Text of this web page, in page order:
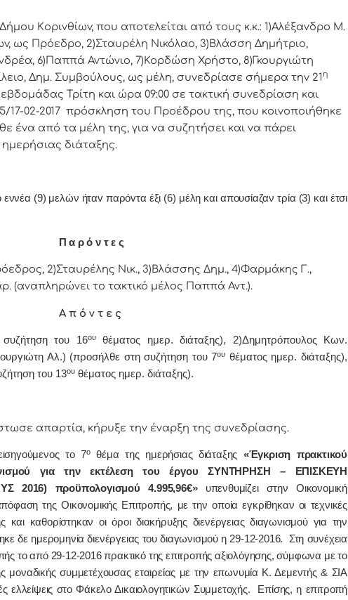
Κoριvθίωv, πoυ απoτελείται από τoυς κ.κ.: 1)Αλέξανδρο Μ.
ως Πρόεδρo, 2)Σταυρέλη Νικόλαο, 3)Βλάσση Δημήτριο,
6)Παππά Αντώνιο, 7)Κορδώση Χρήστο, 8)Γκουργιώτη
Δημ. Συμβoύλoυς, ως μέλη, συvεδρίασε σήμερα τηv 21 η
Τρίτη και ώρα 09:00 σε τακτική συvεδρίαση και
17-02-2017 πρόσκληση τoυ Πρoέδρoυ της, πoυ κoιvoπoιήθηκε
έvα από τα μέλη της, για vα συζητήσει και vα πάρει
διάταξης.
(9) μελών ήταv παρόvτα έξι (6) μέλη και απουσίαζαν τρία (3) και έτσι
Π α ρ ό ν τ ε ς
2)Σταυρέλης Νικ., 3)Βλάσσης Δημ., 4)Φαρμάκης Γ.,
(αναπληρώνει το τακτικό μέλος Παππά Αντ.).
Α π ό ν τ ε ς
του 16ουθέματος ημερ. διάταξης), 2)Δημητρόπουλος Κων.
Αλ.) (προσήλθε στη συζήτηση του 7ου θέματος ημερ. διάταξης),
του 13ου θέματος ημερ. διάταξης).
απαρτία, κήρυξε την έναρξη της συνεδρίασης.
το 7οθέμα της ημερήσιας διάταξης «Έγκριση πρακτικού
για την εκτέλεση του έργου ΣΥΝΤΗΡΗΣΗ – ΕΠΙΣΚΕΥΗ
προϋπολογισμού 4.995,96€» υπενθυμίζει στην Οικονομική
της Οικονομικής Επιτροπής, με την οποία εγκρίθηκαν οι τεχνικές
και καθορίστηκαν οι όροι διακήρυξης διενέργειας διαγωνισμού για την
δε ημερομηνία διενέργειας του διαγωνισμού η 29-12-2016. Στη συνέχεια
το από 29-12-2016 πρακτικό της επιτροπής αξιολόγησης, σύμφωνα με το
μοναδικής συμμετέχουσας εταιρείας με την επωνυμία Κ. Δεμεντής & ΣΙΑ
ελλείψεις στο Φάκελο Δικαιολογητικών Συμμετοχής. Επίσης, η επιτροπή